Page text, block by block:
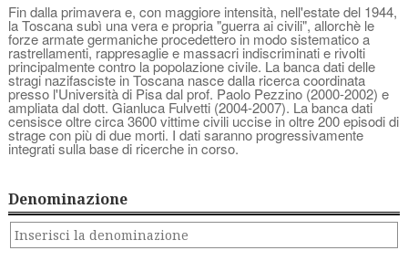
Fin dalla primavera e, con maggiore intensità, nell'estate del 1944,
la Toscana subì una vera e propria "guerra ai civili", allorchè le
forze armate germaniche procedettero in modo sistematico a
rastrellamenti, rappresaglie e massacri indiscriminati e rivolti
principalmente contro la popolazione civile. La banca dati delle
stragi nazifasciste in Toscana nasce dalla ricerca coordinata
presso l'Università di Pisa dal prof. Paolo Pezzino (2000-2002) e
ampliata dal dott. Gianluca Fulvetti (2004-2007). La banca dati
censisce oltre circa 3600 vittime civili uccise in oltre 200 episodi di
strage con più di due morti. I dati saranno progressivamente
integrati sulla base di ricerche in corso.
Denominazione